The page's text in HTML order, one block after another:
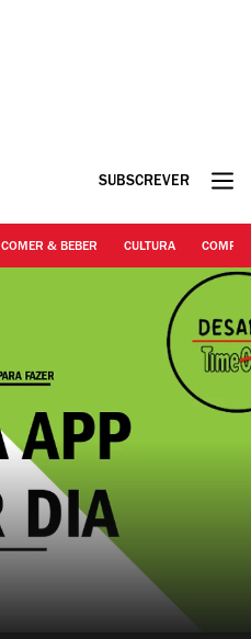
SUBSCREVER
COMER & BEBER CULTURA